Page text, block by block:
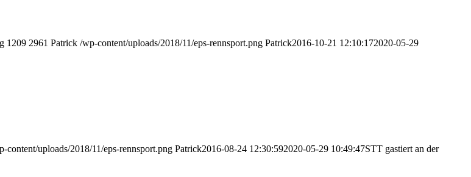
1209 2961 Patrick /wp-content/uploads/2018/11/eps-rennsport.png Patrick2016-10-21 12:10:172020-05-29
content/uploads/2018/11/eps-rennsport.png Patrick2016-08-24 12:30:592020-05-29 10:49:47STT gastiert an der